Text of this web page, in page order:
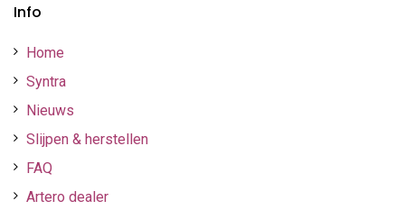
Info
Home
Syntra
Nieuws
Slijpen & herstellen
FAQ
Artero dealer